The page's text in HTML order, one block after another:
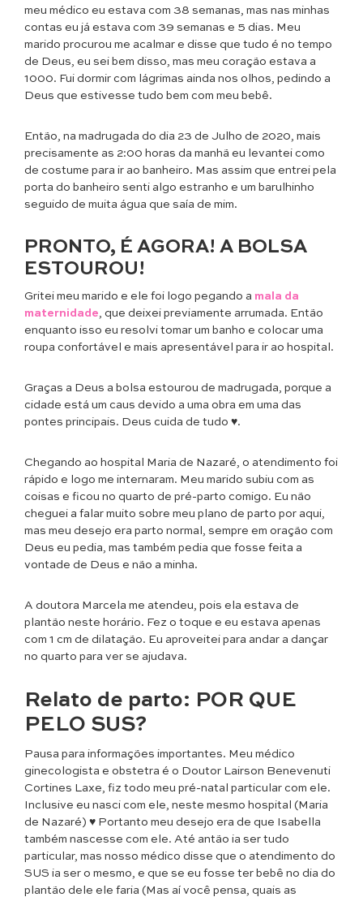
meu médico eu estava com 38 semanas, mas nas minhas
contas eu já estava com 39 semanas e 5 dias. Meu
marido procurou me acalmar e disse que tudo é no tempo
de Deus, eu sei bem disso, mas meu coração estava a
1000. Fui dormir com lágrimas ainda nos olhos, pedindo a
Deus que estivesse tudo bem com meu bebê.
Então, na madrugada do dia 23 de Julho de 2020, mais
precisamente as 2:00 horas da manhã eu levantei como
de costume para ir ao banheiro. Mas assim que entrei pela
porta do banheiro senti algo estranho e um barulhinho
seguido de muita água que saía de mim.
PRONTO, É AGORA! A BOLSA
ESTOUROU!
Gritei meu marido e ele foi logo pegando a mala da
maternidade, que deixei previamente arrumada. Então
enquanto isso eu resolvi tomar um banho e colocar uma
roupa confortável e mais apresentável para ir ao hospital.
Graças a Deus a bolsa estourou de madrugada, porque a
cidade está um caus devido a uma obra em uma das
pontes principais. Deus cuida de tudo ♥.
Chegando ao hospital Maria de Nazaré, o atendimento foi
rápido e logo me internaram. Meu marido subiu com as
coisas e ficou no quarto de pré-parto comigo. Eu não
cheguei a falar muito sobre meu plano de parto por aqui,
mas meu desejo era parto normal, sempre em oração com
Deus eu pedia, mas também pedia que fosse feita a
vontade de Deus e não a minha.
A doutora Marcela me atendeu, pois ela estava de
plantão neste horário. Fez o toque e eu estava apenas
com 1 cm de dilatação. Eu aproveitei para andar a dançar
no quarto para ver se ajudava.
Relato de parto: POR QUE
PELO SUS?
Pausa para informações importantes. Meu médico
ginecologista e obstetra é o Doutor Lairson Benevenuti
Cortines Laxe, fiz todo meu pré-natal particular com ele.
Inclusive eu nasci com ele, neste mesmo hospital (Maria
de Nazaré) ♥ Portanto meu desejo era de que Isabella
também nascesse com ele. Até antão ia ser tudo
particular, mas nosso médico disse que o atendimento do
SUS ia ser o mesmo, e que se eu fosse ter bebê no dia do
plantão dele ele faria (Mas aí você pensa, quais as